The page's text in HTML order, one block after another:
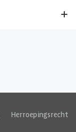
Herroepingsrecht